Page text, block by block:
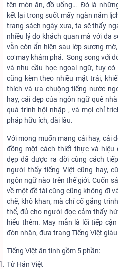
tên món ăn, đồ uống… Đó là
kết lại trong suốt mấy ngàn năm
trang sách ngày xưa, ta sẽ thấy
nhiều lý do khách quan mà với đa
vẫn còn ẩn hiện sau lớp sương
cơ may khám phá. Song song với
và nhu cầu học ngoại ngữ, tuy
cũng kèm theo nhiều mặt trái,
thích và ưa chuộng tiếng nước
hay, cái đẹp của ngôn ngữ quê
quá trình hội nhập , và mọi chỉ
pháp hữu ích, dài lâu.
Với mong muốn mang cái hay, cái
đồng một cách thiết thực và hiệu
đẹp đã được ra đời cùng cách
người thấy tiếng Việt cũng hay,
ngôn ngữ nào trên thế giới. Cuốn
về một đề tài cũng cũng không đi
chẽ, khô khan, mà chỉ cố gắng
thể, đủ cho người đọc cảm thấy
hiểu thêm. May mắn là lối tiếp
đón nhận, đưa trang Tiếng Việt
Tiếng Việt ân tình gồm 5 phần:
Từ Hán Việt